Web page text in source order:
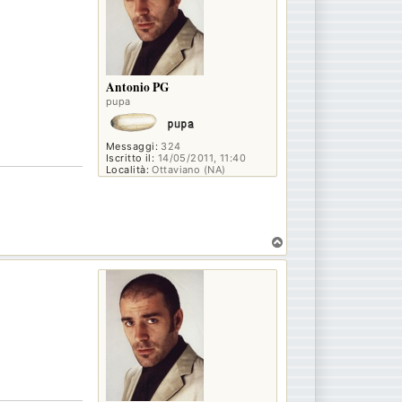
Antonio PG
pupa
Messaggi: 324
Iscritto il: 14/05/2011, 11:40
Località: Ottaviano (NA)
o